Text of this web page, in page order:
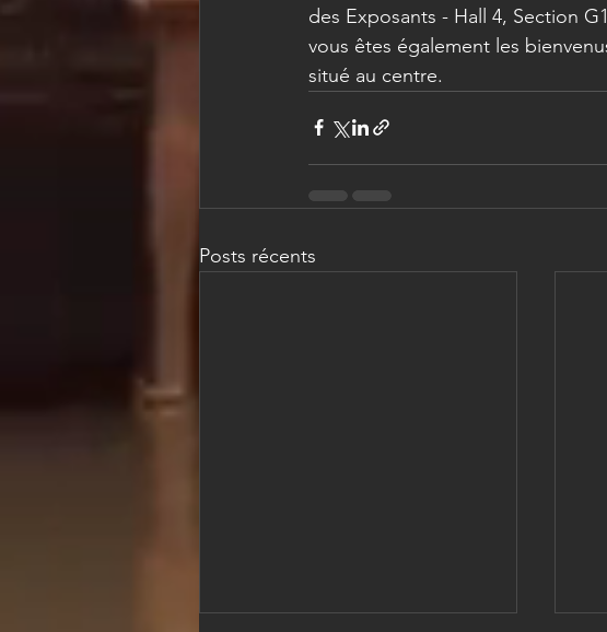
des Exposants - Hall 4, Section
vous êtes également les
situé au centre.
Posts récents